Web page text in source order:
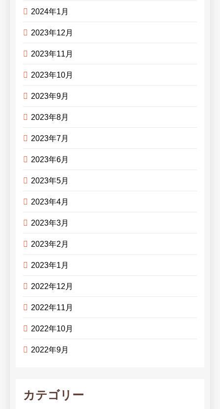
2024年1月
2023年12月
2023年11月
2023年10月
2023年9月
2023年8月
2023年7月
2023年6月
2023年5月
2023年4月
2023年3月
2023年2月
2023年1月
2022年12月
2022年11月
2022年10月
2022年9月
カテゴリー